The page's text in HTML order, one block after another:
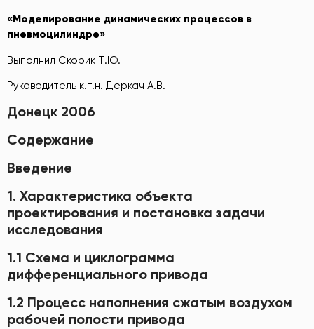
«Моделирование динамических процессов в
пневмоцилиндре»
Выполнил Скорик Т.Ю.
Руководитель к.т.н. Деркач А.В.
Донецк 2006
Содержание
Введение
1. Характеристика объекта
проектирования и постановка задачи
исследования
1.1 Схема и циклограмма
дифференциального привода
1.2 Процесс наполнения сжатым воздухом
рабочей полости привода